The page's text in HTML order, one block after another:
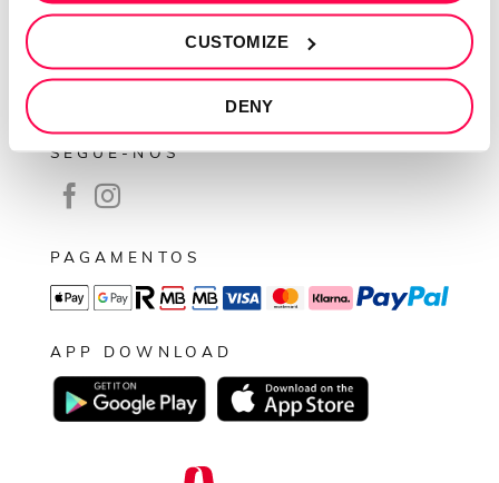
CUSTOMIZE
DENY
SEGUE-NOS
PAGAMENTOS
APP DOWNLOAD